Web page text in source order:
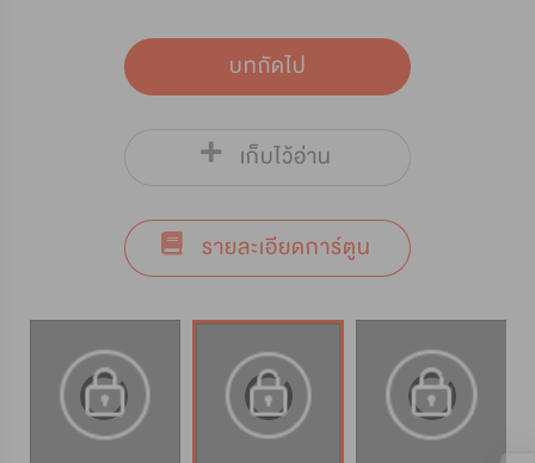
บทถัดไป
เก็บไว้อ่าน
รายละเอียดการ์ตูน